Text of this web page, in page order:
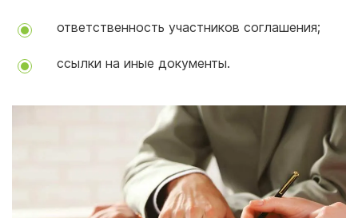
ответственность участников соглашения;
ссылки на иные документы.